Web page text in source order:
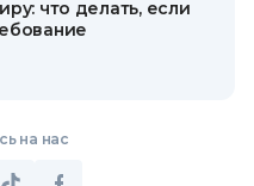
что делать, если
на нас